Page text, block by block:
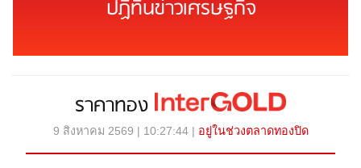
ปฏิทินข่าวเศรษฐกิจ
ราคาทอง
9 สิงหาคม 2569 | 10:27:44 | อยู่ในช่วงตลาดทองปิด